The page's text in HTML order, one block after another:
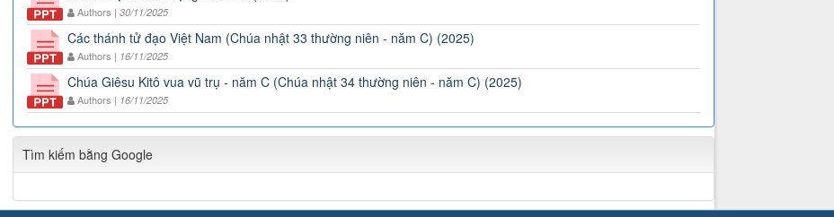
Authors | 30/11/2025
Các thánh tử đạo Việt Nam (Chúa nhật 33 thường niên - năm C) (2025)
Authors | 16/11/2025
Chúa Giêsu Kitô vua vũ trụ - năm C (Chúa nhật 34 thường niên - năm C) (2025)
Authors | 16/11/2025
Tìm kiếm bằng Google